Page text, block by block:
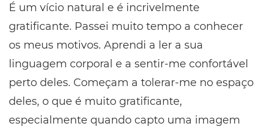
É um vício natural e é incrivelmente
gratificante. Passei muito tempo a conhecer
os meus motivos. Aprendi a ler a sua
linguagem corporal e a sentir-me confortável
perto deles. Começam a tolerar-me no espaço
deles, o que é muito gratificante,
especialmente quando capto uma imagem